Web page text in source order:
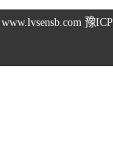
www.lvsensb.com 豫ICP